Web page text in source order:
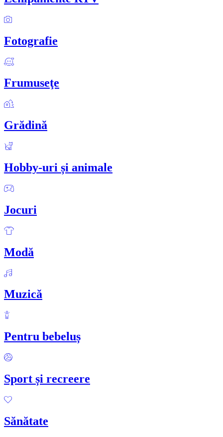
Fotografie
Frumuseţe
Grădină
Hobby-uri și animale
Jocuri
Modă
Muzică
Pentru bebeluș
Sport și recreere
Sănătate